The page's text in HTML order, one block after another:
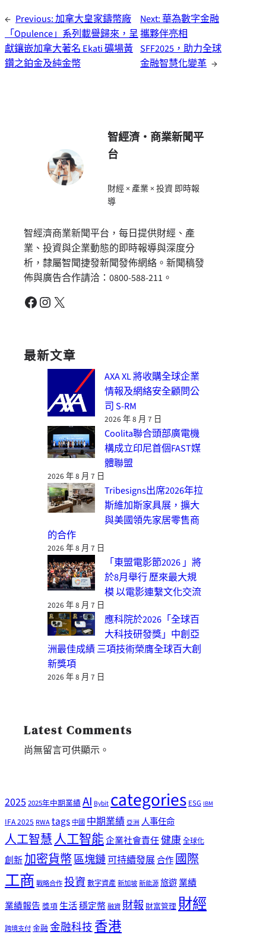
← Previous:加拿大皇家鑄幣廠
「Opulence」系列載譽歸來，呈
獻鑲嵌加拿大著名 Ekati 礦場黃
鑽之鉑金及純金幣
Next:華為數字金融
攜夥伴亮相
SFF2025，助力全球
金融智慧化變革 →
智經濟・商業新聞平
台
財經 × 產業 × 投資 即時報
導
智經濟商業新聞平台，每日提供財經、產
業、投資與企業動態的即時報導與深度分
析，隸屬智聞捷發新聞發佈網絡。新聞稿發
佈與廣告合作請洽：0800-588-211。
Facebook Instagram X
最新文章
AXA XL 將收購全球企業
情報及網絡安全顧問公
司 S-RM
2026 年 8 月 7 日
Coolita聯合頭部廣電機
構成立印尼首個FAST媒
體聯盟
2026 年 8 月 7 日
Tribesigns出席2026年拉
斯維加斯家具展，擴大
與美國領先家居零售商
的合作
2026 年 8 月 7 日
「東盟電影節2026 」將
於8月舉行 歷來最大規
模 以電影連繫文化交流
2026 年 8 月 7 日
應科院於2026「全球百
大科技研發獎」中創亞
洲最佳成績 三項技術榮膺全球百大創
新獎項
2026 年 8 月 7 日
Latest Comments
尚無留言可供顯示。
20252025年中期業績AI Bybitcategories ESG IBM
IFA 2025 RWAtags 中國 中期業績 亞洲 人事任命
人工智慧人工智能企業社會責任健康全球化
創新加密貨幣區塊鏈可持續發展合作國際
工商戰略合作投資數字資產新加坡新能源旅遊業績
業績報告獎項生活穩定幣融資財報 財富管理財經
跨境支付金融 金融科技香港